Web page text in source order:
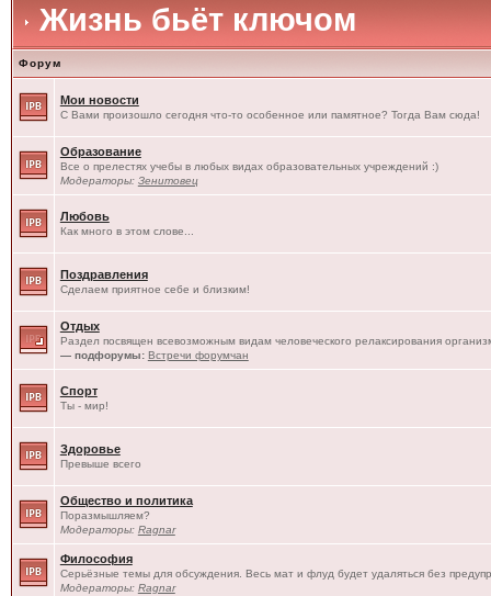
Жизнь бьёт ключом
Форум
Мои новости
С Вами произошло сегодня что-то особенное или памятное? Тогда Вам сюда!
Образование
Все о прелестях учебы в любых видах образовательных учреждений :)
Модераторы: Зенитовец
Любовь
Как много в этом слове...
Поздравления
Сделаем приятное себе и близким!
Отдых
Раздел посвящен всевозможным видам человеческого релаксирования
— подфорумы: Встречи форумчан
Спорт
Ты - мир!
Здоровье
Превыше всего
Общество и политика
Поразмышляем?
Модераторы: Ragnar
Философия
Серьёзные темы для обсуждения. Весь мат и флуд будет удаляться без
Модераторы: Ragnar